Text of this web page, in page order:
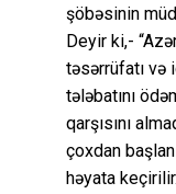
şöbəsinin
Deyir ki,-
təsərrüfatı və
tələbatını
qarşısını
çoxdan
həyata